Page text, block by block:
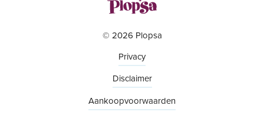
© 2026 Plopsa
Privacy
Disclaimer
Aankoopvoorwaarden